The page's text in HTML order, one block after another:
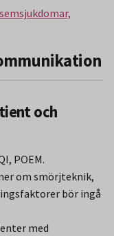
och
POEM.
om smörjteknik,
bör ingå
med